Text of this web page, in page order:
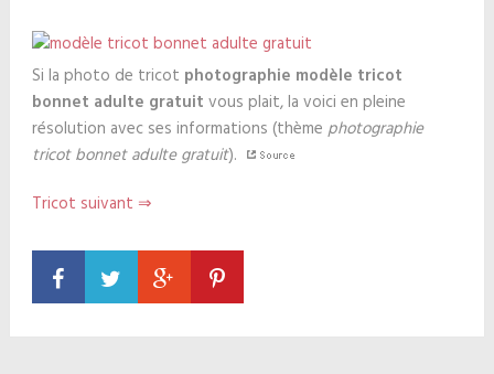
Si la photo de tricot photographie modèle tricot
bonnet adulte gratuit vous plait, la voici en pleine
résolution avec ses informations (thème photographie
tricot bonnet adulte gratuit).
Tricot suivant ⇒